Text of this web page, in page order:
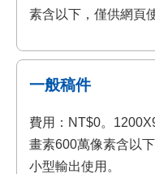
素含以下，僅供網頁
一般稿件
費用：NT$0。
畫素600萬像素含以
小型輸出使用。